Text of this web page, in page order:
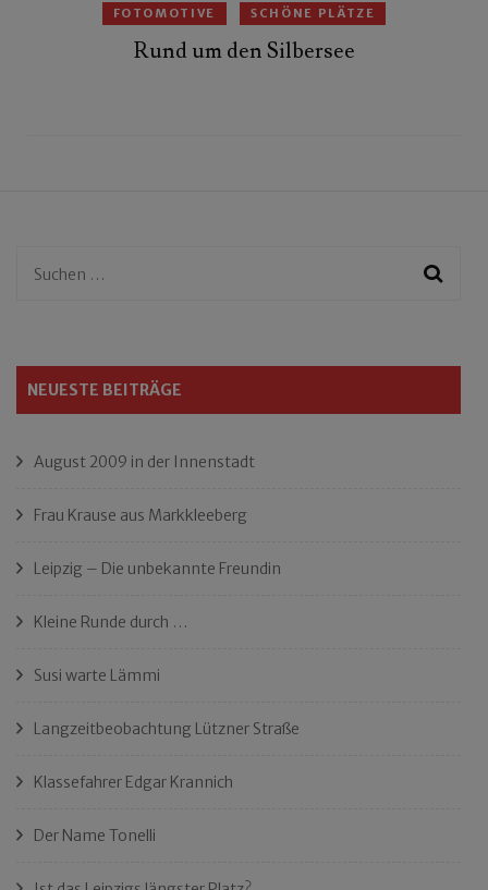
FOTOMOTIVE SCHÖNE PLÄTZE
Rund um den Silbersee
Suchen
NEUESTE BEITRÄGE
August 2009 in der Innenstadt
Frau Krause aus Markkleeberg
Leipzig – Die unbekannte Freundin
Kleine Runde durch …
Susi warte Lämmi
Langzeitbeobachtung Lützner Straße
Klassefahrer Edgar Krannich
Der Name Tonelli